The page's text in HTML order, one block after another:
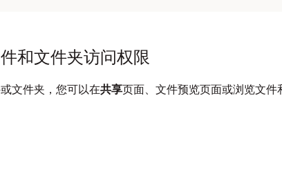
和文件夹访问权限
文件夹，您可以在共享页面、文件预览页面或浏览文件